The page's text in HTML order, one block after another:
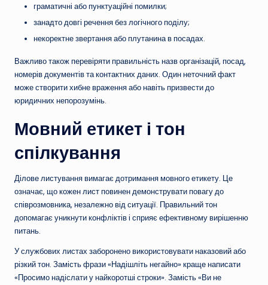
граматичні або пунктуаційні помилки;
занадто довгі речення без логічного поділу;
некоректне звертання або плутанина в посадах.
Важливо також перевіряти правильність назв організацій, посад,
номерів документів та контактних даних. Один неточний факт
може створити хибне враження або навіть призвести до
юридичних непорозумінь.
Мовний етикет і тон
спілкування
Ділове листування вимагає дотримання мовного етикету. Це
означає, що кожен лист повинен демонструвати повагу до
співрозмовника, незалежно від ситуації. Правильний тон
допомагає уникнути конфліктів і сприяє ефективному вирішенню
питань.
У службових листах заборонено використовувати наказовий або
різкий тон. Замість фрази «Надішліть негайно» краще написати
«Просимо надіслати у найкоротші строки». Замість «Ви не